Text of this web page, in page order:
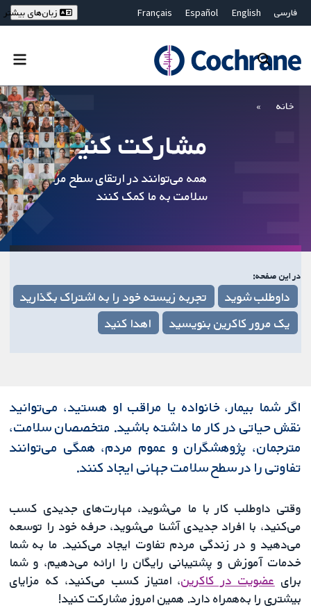
فارسی English
Español
Français
Bahasa Malaysia
ไทย
繁體中文
زبان‌های بیشتر
خانه
مشارکت کنید
همه می‌توانند در ارتقای سطح مراقبت‌های
سلامت به ما کمک کنند
در این صفحه:
داوطلب شوید
تجربه زیسته خود را به اشتراک بگذارید
یک مرور کاکرین بنویسید
اهدا کنید
اگر شما بیمار، خانواده یا مراقب او هستید، می‌توانید
نقش حیاتی در کار ما داشته باشید. متخصصان سلامت،
مترجمان، پژوهشگران و عموم مردم، همگی می‌توانند
تفاوتی را در سطح سلامت جهانی ایجاد کنند.
وقتی داوطلب کار با ما می‌شوید، مهارت‌های جدیدی کسب
می‌کنید، با افراد جدیدی آشنا می‌شوید، حرفه خود را توسعه
می‌دهید و در زندگی مردم تفاوت ایجاد می‌کنید. ما به شما
خدمات آموزش و پشتیبانی رایگان را ارائه می‌دهیم، و شما
برای عضویت در کاکرین، امتیاز کسب می‌کنید، که مزایای
بیشتری را به‌همراه دارد. همین امروز مشارکت کنید!